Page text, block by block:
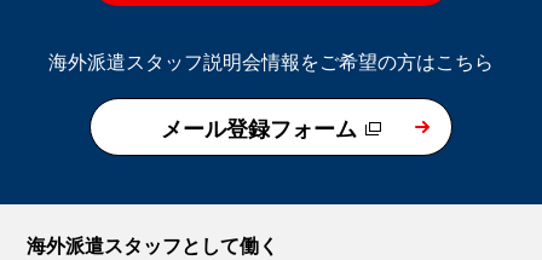
海外派遣スタッフ説明会情報をご希望の方はこちら
メール登録フォーム
海外派遣スタッフとして働く